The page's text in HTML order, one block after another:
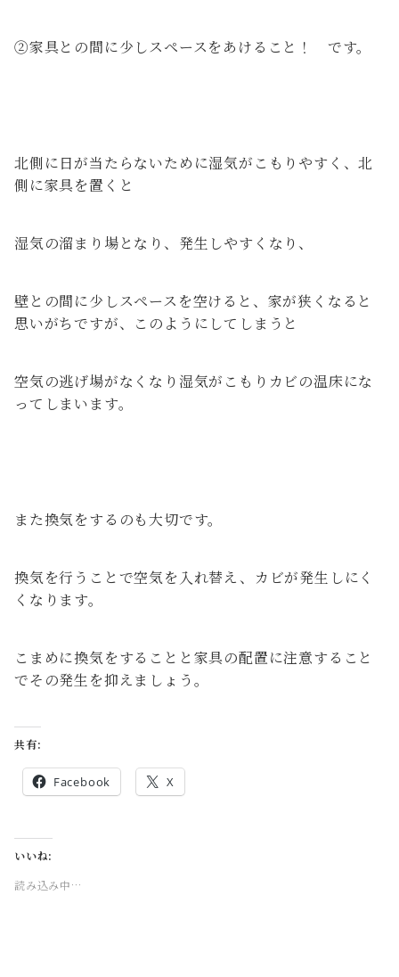
②家具との間に少しスペースをあけること！ です。
北側に日が当たらないために湿気がこもりやすく、北
側に家具を置くと
湿気の溜まり場となり、発生しやすくなり、
壁との間に少しスペースを空けると、家が狭くなると
思いがちですが、このようにしてしまうと
空気の逃げ場がなくなり湿気がこもりカビの温床にな
ってしまいます。
また換気をするのも大切です。
換気を行うことで空気を入れ替え、カビが発生しにく
くなります。
こまめに換気をすることと家具の配置に注意すること
でその発生を抑えましょう。
共有:
Facebook X
いいね:
読み込み中…